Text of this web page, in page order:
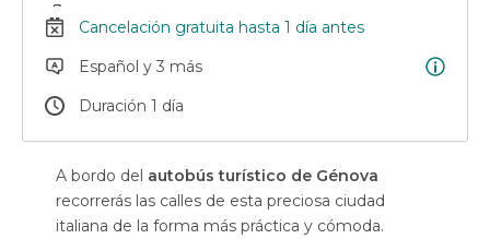
Cancelación gratuita hasta 1 día antes
Español y 3 más
Duración 1 día
A bordo del autobús turístico de Génova
recorrerás las calles de esta preciosa ciudad
italiana de la forma más práctica y cómoda.